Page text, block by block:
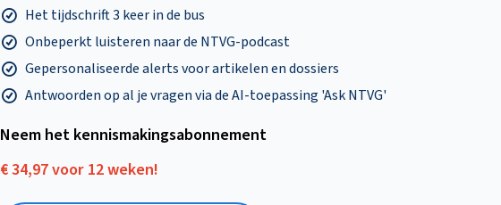
Het tijdschrift 3 keer in de bus
Onbeperkt luisteren naar de NTVG-podcast
Gepersonaliseerde alerts voor artikelen en dossiers
Antwoorden op al je vragen via de AI-toepassing 'Ask NTVG'
Neem het kennismakings­abonnement
€ 34,97 voor 12 weken!